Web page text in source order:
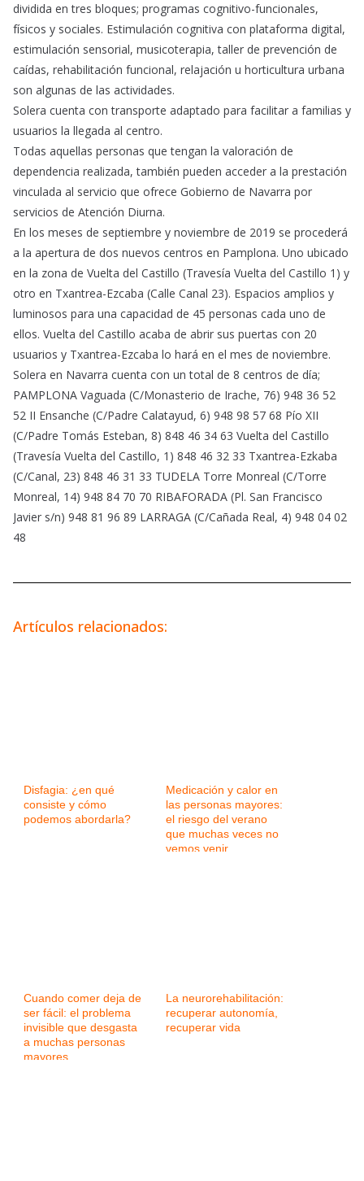
dividida en tres bloques; programas cognitivo-funcionales,
físicos y sociales. Estimulación cognitiva con plataforma digital,
estimulación sensorial, musicoterapia, taller de prevención de
caídas, rehabilitación funcional, relajación u horticultura urbana
son algunas de las actividades.
Solera cuenta con transporte adaptado para facilitar a familias y
usuarios la llegada al centro.
Todas aquellas personas que tengan la valoración de
dependencia realizada, también pueden acceder a la prestación
vinculada al servicio que ofrece Gobierno de Navarra por
servicios de Atención Diurna.
En los meses de septiembre y noviembre de 2019 se procederá
a la apertura de dos nuevos centros en Pamplona. Uno ubicado
en la zona de Vuelta del Castillo (Travesía Vuelta del Castillo 1) y
otro en Txantrea-Ezcaba (Calle Canal 23). Espacios amplios y
luminosos para una capacidad de 45 personas cada uno de
ellos. Vuelta del Castillo acaba de abrir sus puertas con 20
usuarios y Txantrea-Ezcaba lo hará en el mes de noviembre.
Solera en Navarra cuenta con un total de 8 centros de día;
PAMPLONA Vaguada (C/Monasterio de Irache, 76) 948 36 52
52 II Ensanche (C/Padre Calatayud, 6) 948 98 57 68 Pío XII
(C/Padre Tomás Esteban, 8) 848 46 34 63 Vuelta del Castillo
(Travesía Vuelta del Castillo, 1) 848 46 32 33 Txantrea-Ezkaba
(C/Canal, 23) 848 46 31 33 TUDELA Torre Monreal (C/Torre
Monreal, 14) 948 84 70 70 RIBAFORADA (Pl. San Francisco
Javier s/n) 948 81 96 89 LARRAGA (C/Cañada Real, 4) 948 04 02
48
Artículos relacionados:
Disfagia: ¿en qué
consiste y cómo
podemos abordarla?
Medicación y calor en
las personas mayores:
el riesgo del verano
que muchas veces no
vemos venir
Cuando comer deja de
ser fácil: el problema
invisible que desgasta
a muchas personas
mayores
La neurorehabilitación:
recuperar autonomía,
recuperar vida